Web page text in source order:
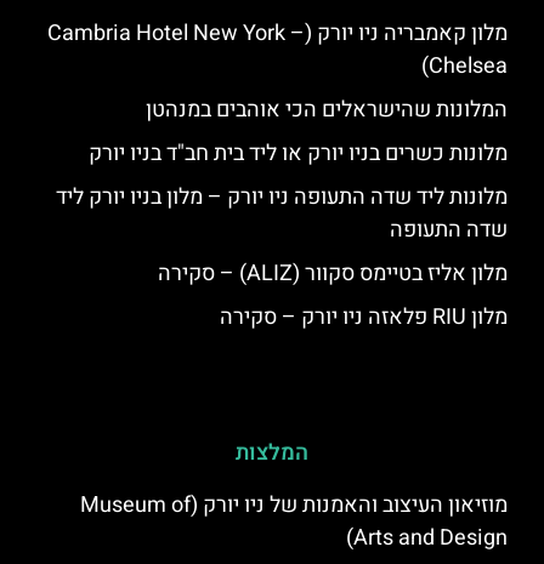
מלון קאמבריה ניו יורק (Cambria Hotel New York –
Chelsea)
המלונות שהישראלים הכי אוהבים במנהטן
מלונות כשרים בניו יורק או ליד בית חב"ד בניו יורק
מלונות ליד שדה התעופה ניו יורק – מלון בניו יורק ליד
שדה התעופה
מלון אליז בטיימס סקוור (ALIZ) – סקירה
מלון RIU פלאזה ניו יורק – סקירה
המלצות
מוזיאון העיצוב והאמנות של ניו יורק (Museum of
Arts and Design)